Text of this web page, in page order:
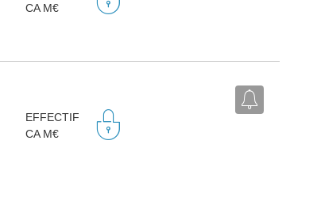
CA M€
EFFECTIF
CA M€